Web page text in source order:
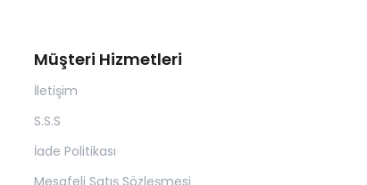
Müşteri Hizmetleri
İletişim
S.S.S
İade Politikası